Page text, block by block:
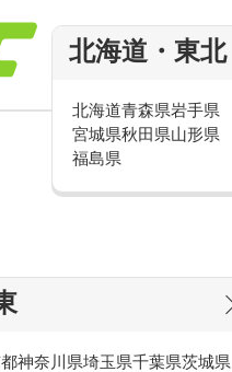
北海道・東北
北海道青森県岩手県
宮城県秋田県山形県
福島県
神奈川県埼玉県千葉県茨城県